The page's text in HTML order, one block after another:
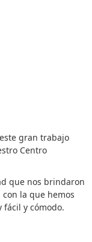
gran trabajo
Centro
que nos brindaron
la que hemos
y cómodo.